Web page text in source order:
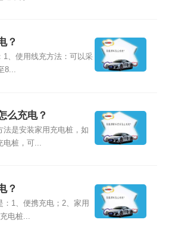
？
1、使用线充方法：可以采
8...
么充电？
法是安装家用充电桩，如
电桩，可...
？
：1、便携充电；2、家用
电桩...